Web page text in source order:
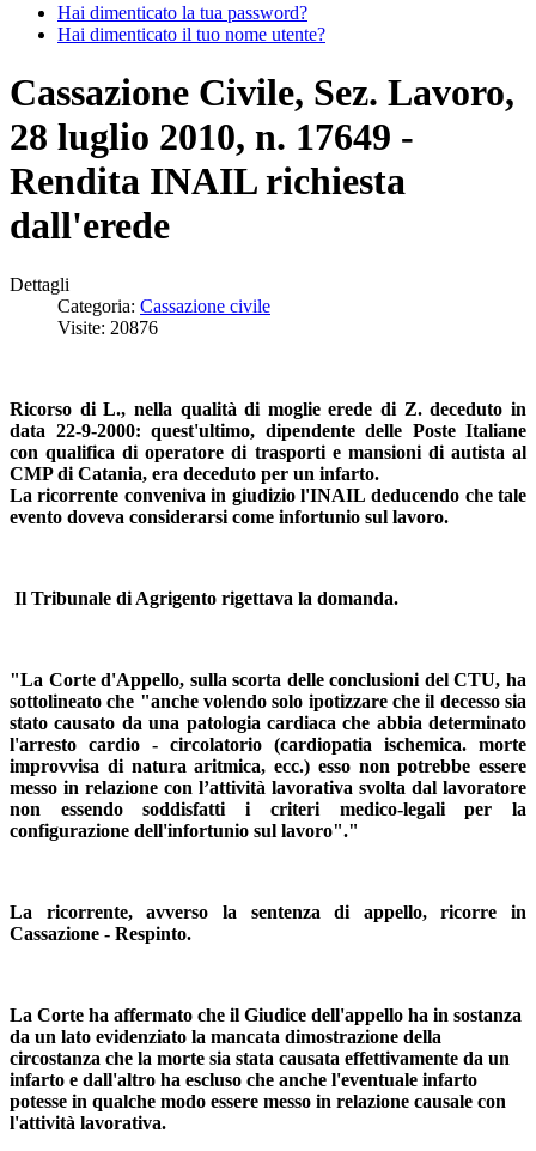
Hai dimenticato la tua password?
Hai dimenticato il tuo nome utente?
Cassazione Civile, Sez. Lavoro,
28 luglio 2010, n. 17649 -
Rendita INAIL richiesta
dall'erede
Dettagli
Categoria: Cassazione civile
Visite: 20876
Ricorso di L., nella qualità di moglie erede di Z. deceduto in
data 22-9-2000: quest'ultimo, dipendente delle Poste Italiane
con qualifica di operatore di trasporti e mansioni di autista al
CMP di Catania, era deceduto per un infarto.
La ricorrente conveniva in giudizio l'INAIL deducendo che tale
evento doveva considerarsi come infortunio sul lavoro.
Il Tribunale di Agrigento rigettava la domanda.
"La Corte d'Appello, sulla scorta delle conclusioni del CTU, ha
sottolineato che "anche volendo solo ipotizzare che il decesso sia
stato causato da una patologia cardiaca che abbia determinato
l'arresto cardio - circolatorio (cardiopatia ischemica. morte
improvvisa di natura aritmica, ecc.) esso non potrebbe essere
messo in relazione con l’attività lavorativa svolta dal lavoratore
non essendo soddisfatti i criteri medico-legali per la
configurazione dell'infortunio sul lavoro"."
La ricorrente, avverso la sentenza di appello, ricorre in
Cassazione - Respinto.
La Corte ha affermato che il Giudice dell'appello ha in sostanza
da un lato evidenziato la mancata dimostrazione della
circostanza che la morte sia stata causata effettivamente da un
infarto e dall'altro ha escluso che anche l'eventuale infarto
potesse in qualche modo essere messo in relazione causale con
l'attività lavorativa.